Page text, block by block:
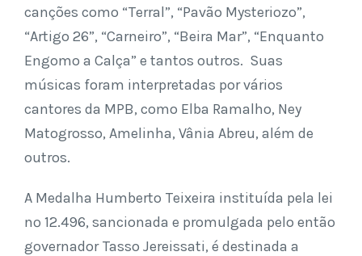
canções como “Terral”, “Pavão Mysteriozo”,
“Artigo 26”, “Carneiro”, “Beira Mar”, “Enquanto
Engomo a Calça” e tantos outros. Suas
músicas foram interpretadas por vários
cantores da MPB, como Elba Ramalho, Ney
Matogrosso, Amelinha, Vânia Abreu, além de
outros.
A Medalha Humberto Teixeira instituída pela lei
nº 12.496, sancionada e promulgada pelo então
governador Tasso Jereissati, é destinada a